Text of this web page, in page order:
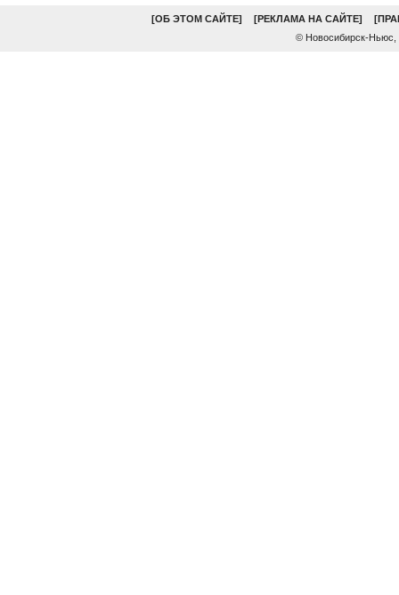
[ОБ ЭТОМ САЙТЕ] [РЕКЛАМА НА САЙТЕ]
© Новосибирск-Ньюс,